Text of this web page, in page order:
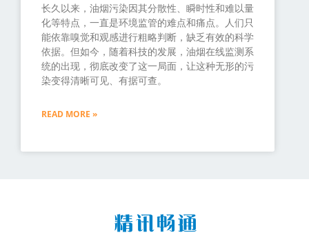
长久以来，油烟污染因其分散性、瞬时性和难以量
化等特点，一直是环境监管的难点和痛点。人们只
能依靠嗅觉和观感进行粗略判断，缺乏有效的科学
依据。但如今，随着科技的发展，油烟在线监测系
统的出现，彻底改变了这一局面，让这种无形的污
染变得清晰可见、有据可查。
READ MORE »